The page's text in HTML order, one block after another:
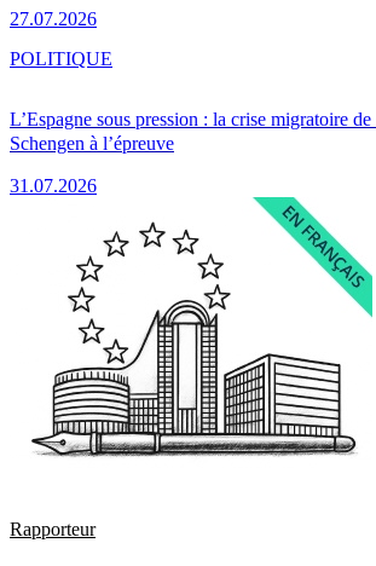
27.07.2026
L’Espagne sous pression : la crise migratoire
Schengen à l’épreuve
31.07.2026
POLITIQUE
Rapporteur